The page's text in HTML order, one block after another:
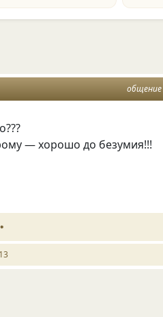
общение
— хорошо до безумия!!!